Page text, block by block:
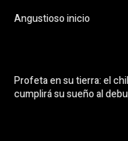
Angustioso inicio
Profeta en su tierra: el
cumplirá su sueño al